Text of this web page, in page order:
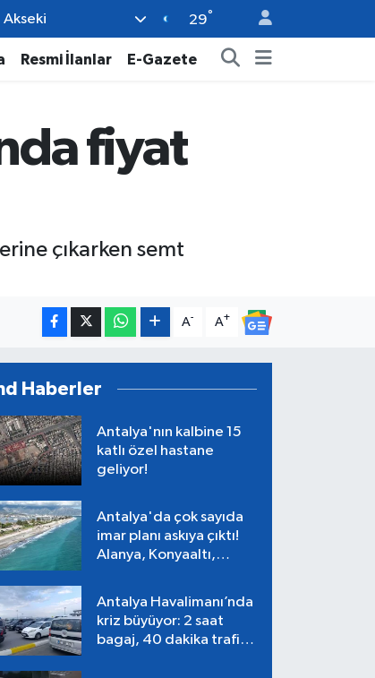
Akseki 29°
Resmi İlanlar E-Gazete
fiyat
çıkarken semt
A- A+
Haberler
Antalya'nın kalbine 15
katlı özel hastane
geliyor!
Antalya'da çok sayıda
imar planı askıya çıktı!
Alanya, Konyaaltı,
Antalya Havalimanı’nda
kriz büyüyor: 2 saat
bagaj, 40 dakika trafik,